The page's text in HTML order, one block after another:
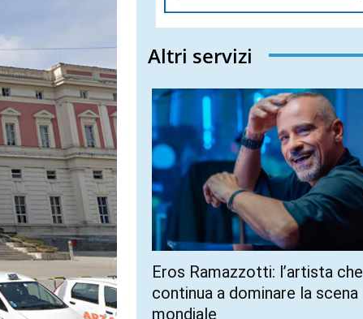
Altri servizi
Eros Ramazzotti: l’artista che
continua a dominare la scena
mondiale